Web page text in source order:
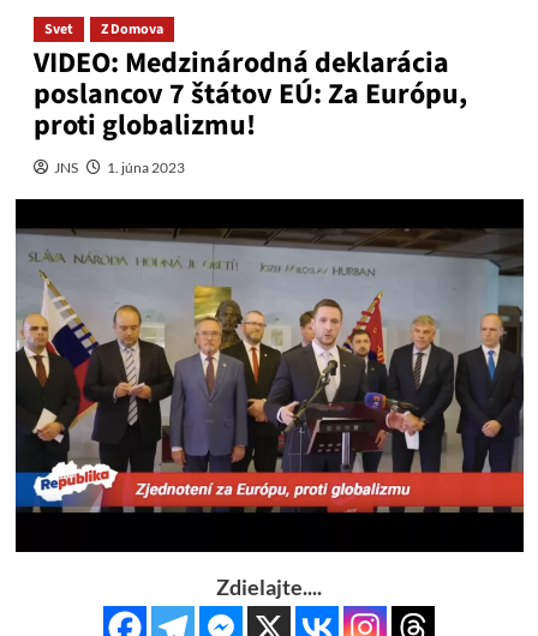
Svet Z Domova
VIDEO: Medzinárodná deklarácia
poslancov 7 štátov EÚ: Za Európu,
proti globalizmu!
JNS 1. júna 2023
Zdielajte....